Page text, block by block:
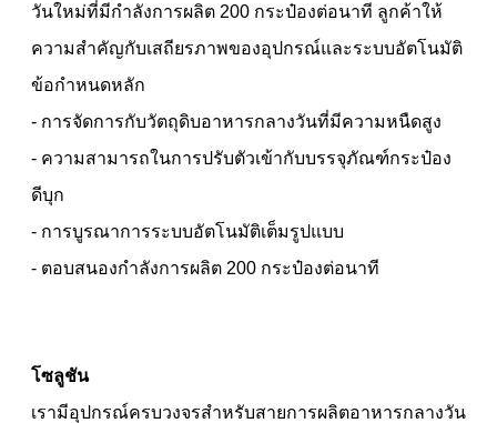
วันใหม่ที่มีกำลังการผลิต 200 กระป๋องต่อนาที ลูกค้าให้
ความสำคัญกับเสถียรภาพของอุปกรณ์และระบบอัตโนมัติ
ข้อกำหนดหลัก
- การจัดการกับวัตถุดิบอาหารกลางวันที่มีความหนืดสูง
- ความสามารถในการปรับตัวเข้ากับบรรจุภัณฑ์กระป๋อง
ดีบุก
- การบูรณาการระบบอัตโนมัติเต็มรูปแบบ
- ตอบสนองกำลังการผลิต 200 กระป๋องต่อนาที
โซลูชัน
เรามีอุปกรณ์ครบวงจรสำหรับสายการผลิตอาหารกลางวัน